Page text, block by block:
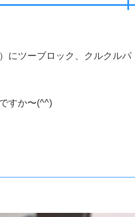
にツーブロック、クルクルパ
すか〜(^^)